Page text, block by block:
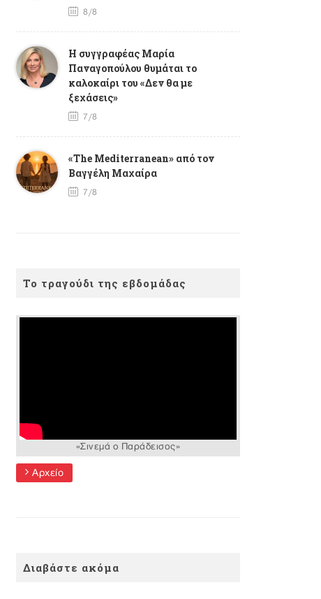
8/8
Η συγγραφέας Μαρία
Παναγοπούλου θυμάται το
καλοκαίρι του «Δεν θα με
ξεχάσεις»
7/8
«The Mediterranean» από τον
Βαγγέλη Μαχαίρα
7/8
Το τραγούδι της εβδομάδας
«Σινεμά ο Παράδεισος»
Αρχείο
Διαβάστε ακόμα